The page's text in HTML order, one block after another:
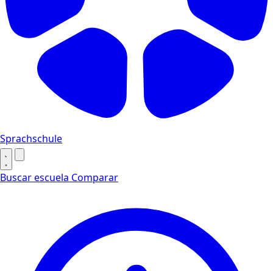
Sprachschule
Buscar escuela Comparar